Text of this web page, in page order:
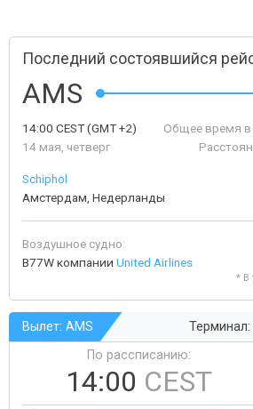
Последний состоявшийся
AMS
14:00 CEST(GMT +2)
14 мая, четверг
Общее время в
Schiphol
Амстердам, Недерланды
Воздушное судно:
B77W компании United Airlines
* В
Вылет: AMS Терминал:
По рассписанию:
14:00 CEST